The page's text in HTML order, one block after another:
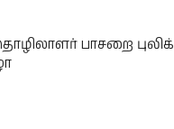
பாசறை புலிக்